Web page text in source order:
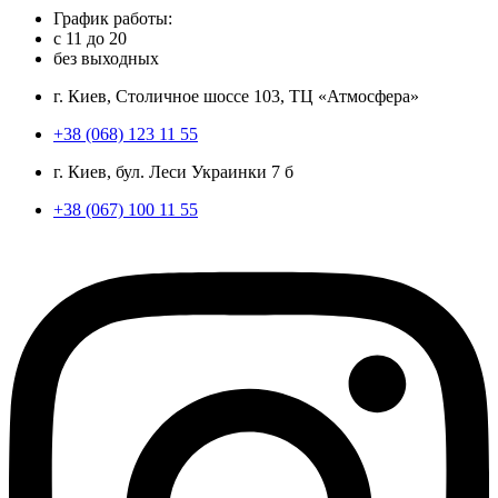
График работы:
с 11 до 20
без выходных
г. Киев, Столичное шоссе 103, ТЦ «Атмосфера»
+38 (068) 123 11 55
г. Киев, бул. Леси Украинки 7 б
+38 (067) 100 11 55